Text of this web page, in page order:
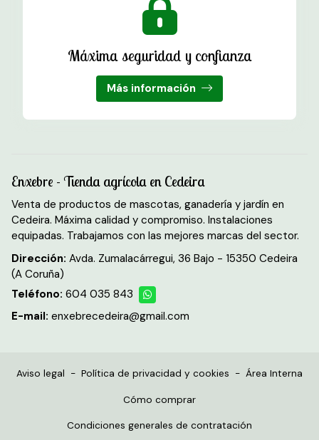
Máxima seguridad y confianza
Más información
Enxebre - Tienda agrícola en Cedeira
Venta de productos de mascotas, ganadería y jardín en
Cedeira. Máxima calidad y compromiso. Instalaciones
equipadas. Trabajamos con las mejores marcas del sector.
Dirección: Avda. Zumalacárregui, 36 Bajo - 15350 Cedeira
(A Coruña)
Teléfono: 604 035 843
E-mail: enxebrecedeira@gmail.com
Aviso legal - Política de privacidad y cookies - Área Interna
Cómo comprar
Condiciones generales de contratación